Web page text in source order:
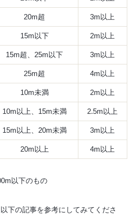
20m超 3m以上
15m以下 2m以上
15m超、25m以下 3m以上
25m超 4m以上
10m未満 2m以上
10m以上、15m未満 2.5m以上
15m以上、20m未満 3m以上
20m以上 4m以上
以下のもの
下の記事を参考にしてみてくださ